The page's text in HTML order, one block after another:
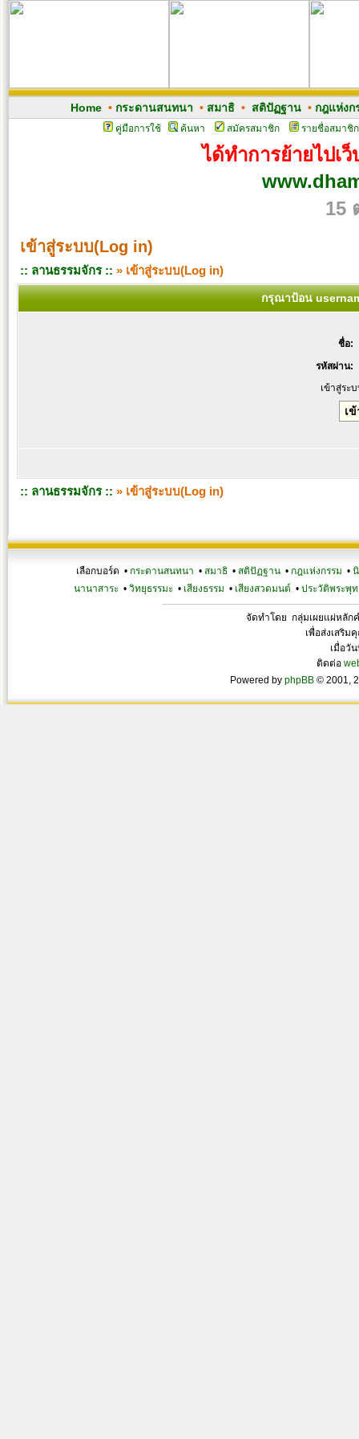
Home• กระดานสนทนา • สมาธิ• สติปัฏฐาน• กฎแห่งก
คู่มือการใช้ ค้นหา สมัครสมาชิก รายชื่อสมาชิก
ได้ทำการย้ายไปเ
15
เข้าสู่ระบบ(Log in)
:: ลานธรรมจักร :: » เข้าสู่ระบบ(Log in)
กรุณาป้อน
ชื่อ:
รหัสผ่าน:
เข้าสู่ระ
:: ลานธรรมจักร :: » เข้าสู่ระบบ(Log in)
เลือกบอร์ด • กระดานสนทนา • สมาธิ • สติปัฏฐาน • กฎแห่งกรรม •
นานาสาระ• วิทยุธรรมะ• เสียงธรรม • เสียงสวดมนต์ • ประวัติพระพุท
จัดทำโดย กลุ่มเผยแผ่หลัก
เพื่อส่งเสริม
เมื่อวั
ติดต่อ
Powered by phpBB © 2001,